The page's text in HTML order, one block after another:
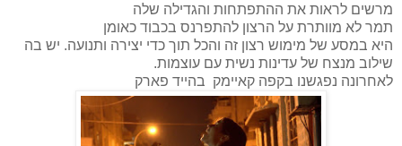
מרשים לראות את ההתפתחות והגדילה שלה
תמר לא מוותרת על הרצון להתפרנס בכבוד כאומן
היא במסע של מימוש רצון זה והכל תוך כדי יצירה ותנועה. יש בה
שילוב מנצח של עדינות נשית עם עוצמות.
לאחרונה נפגשנו בקפה קאיימק בהייד פארק